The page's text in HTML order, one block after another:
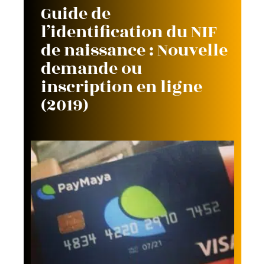
Guide de
l’identification du NIF
de naissance : Nouvelle
demande ou
inscription en ligne
(2019)